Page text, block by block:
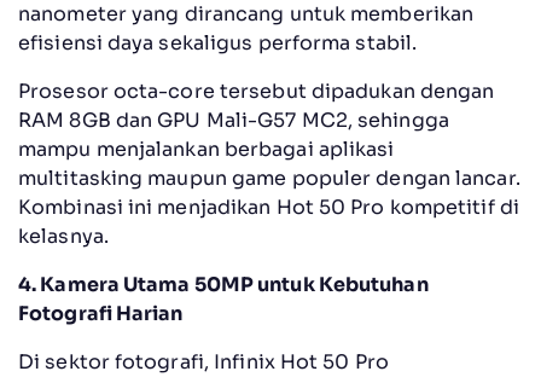
nanometer yang dirancang untuk memberikan
efisiensi daya sekaligus performa stabil.
Prosesor octa-core tersebut dipadukan dengan
RAM 8GB dan GPU Mali-G57 MC2, sehingga
mampu menjalankan berbagai aplikasi
multitasking maupun game populer dengan lancar.
Kombinasi ini menjadikan Hot 50 Pro kompetitif di
kelasnya.
4. Kamera Utama 50MP untuk Kebutuhan
Fotografi Harian
Di sektor fotografi, Infinix Hot 50 Pro